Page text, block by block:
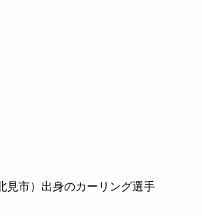
見市）出身のカーリング選手